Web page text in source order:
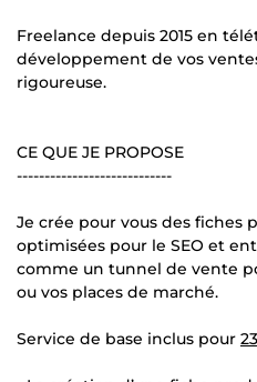
Freelance depuis 2015 en
développement de vos
rigoureuse.
CE QUE JE PROPOSE
----------------------------
Je crée pour vous des fiches
optimisées pour le SEO et
comme un tunnel de vente
ou vos places de marché.
Service de base inclus pour